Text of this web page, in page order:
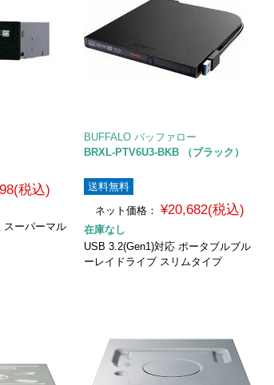
税込)
スーパーマル
BUFFALO バッファロー
BRXL-PTV6U3-BKB （ブラック）
送料無料
ネット価格：
¥20,682(税込)
在庫なし
USB 3.2(Gen1)対応 ポータブルブル
ーレイドライブ スリムタイプ